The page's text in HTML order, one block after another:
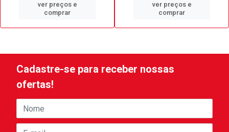
ver preços e
comprar
ver preços e
comprar
Cadastre-se para receber nossas
ofertas!